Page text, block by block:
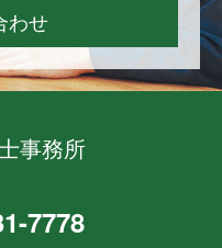
わせ
事務所
7778